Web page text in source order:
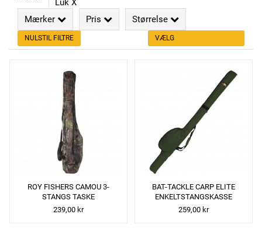
Luk X
Mærker
Pris Størrelse
NULSTIL FILTRE VÆLG
ROY FISHERS CAMOU 3-
STANGS TASKE
239,00 kr
BAT-TACKLE CARP ELITE
ENKELTSTANGSKASSE
259,00 kr